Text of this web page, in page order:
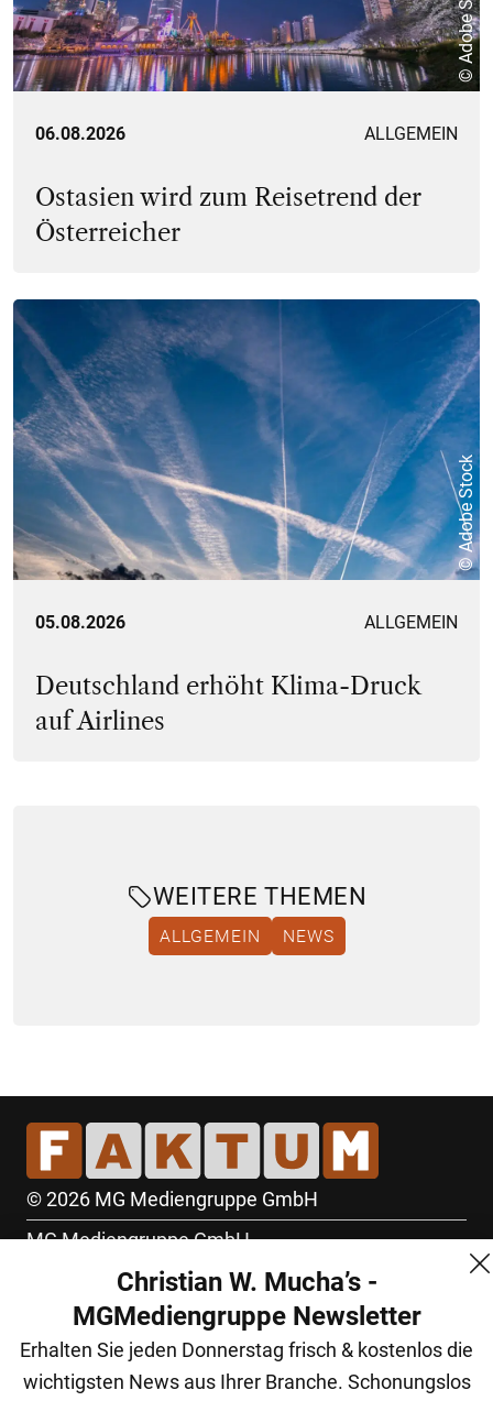
© Adobe Stock
06.08.2026 ALLGEMEIN
Ostasien wird zum Reisetrend der
Österreicher
© Adobe Stock
05.08.2026 ALLGEMEIN
Deutschland erhöht Klima-Druck
auf Airlines
WEITERE THEMEN
ALLGEMEIN NEWS
© 2026 MG Mediengruppe GmbH
MG Mediengruppe GmbH
Burgring 1/7
1010 Wien
+43 (1) 522 14 14
Christian W. Mucha’s -
MGMediengruppe Newsletter
Erhalten Sie jeden Donnerstag frisch & kostenlos die
wichtigsten News aus Ihrer Branche. Schonungslos